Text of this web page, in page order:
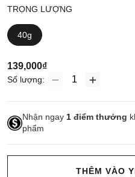
TRỌNG LƯỢNG
40g
139,000₫
Số lượng:
Nhận ngay 1 điểm thưởng
phẩm
THÊM VÀO